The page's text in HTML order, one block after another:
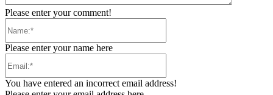
Please enter your comment!
Please enter your name here
You have entered an incorrect email address!